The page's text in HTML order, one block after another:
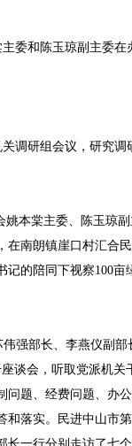
委和陈玉琼副主委在
调研组会议，研究调
本棠主委、陈玉琼
在南朗镇崖口村汇合
的陪同下视察100亩
强部长、李燕仪副部
谈会，听取党派机关
问题、经费问题、办
和落实。民进中山市